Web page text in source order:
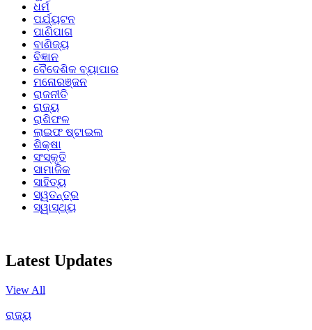
ଧର୍ମ
ପର୍ଯ୍ୟଟନ
ପାଣିପାଗ
ବାଣିଜ୍ୟ
ବିଜ୍ଞାନ
ବୈଦେଶିକ ବ୍ୟାପାର
ମନୋରଞ୍ଜନ
ରାଜନୀତି
ରାଜ୍ୟ
ରାଶିଫଳ
ଲାଇଫ ଷ୍ଟାଇଲ
ଶିକ୍ଷା
ସଂସ୍କୃତି
ସାମାଜିକ
ସାହିତ୍ୟ
ସ୍ୱତନ୍ତ୍ର
ସ୍ୱାସ୍ଥ୍ୟ
Latest Updates
View All
ରାଜ୍ୟ